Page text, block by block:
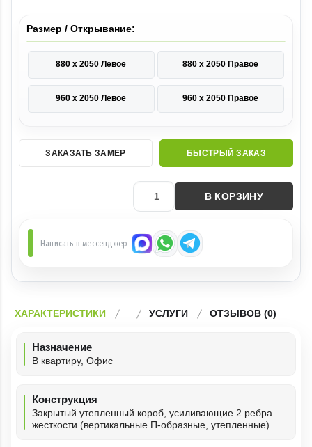
Размер / Открывание:
880 х 2050 Левое 880 х 2050 Правое
960 х 2050 Левое 960 х 2050 Правое
ЗАКАЗАТЬ ЗАМЕР БЫСТРЫЙ ЗАКАЗ
В КОРЗИНУ
Написать в мессенджер
ХАРАКТЕРИСТИКИ УСЛУГИ ОТЗЫВОВ (0)
Назначение
В квартиру, Офис
Конструкция
Закрытый утепленный короб, усиливающие 2 ребра
жесткости (вертикальные П-образные, утепленные)